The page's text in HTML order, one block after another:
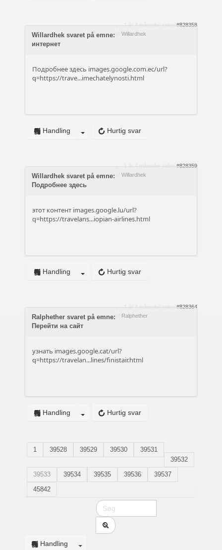
1 år 4 måneder siden
#828358
Willardhek
Willardhek svaret på emne:
интернет
Подробнее здесь images.google.com.ec/url?
q=https://trave...imechatelynosti.html
Hurtig svar
Handling
#828359
Willardhek
Willardhek svaret på emne:
Подробнее здесь
этот контент images.google.lu/url?
q=https://travelans...iopian-airlines.html
Hurtig svar
Handling
#828364
Ralphether
Ralphether svaret på emne:
Перейти на сайт
узнать images.google.cat/url?
q=https://travelan...lines/finistair.html
Hurtig svar
Handling
1 39528 39529 39530
39531
39532
39533
39534 39535 39536
39537
45842
Handling